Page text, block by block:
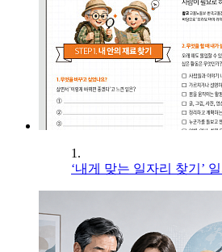
1.
‘내게 맞는 일자리 찾기’